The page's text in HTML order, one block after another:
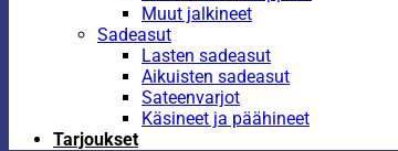
Muut jalkineet
Sadeasut
Lasten sadeasut
Aikuisten sadeasut
Sateenvarjot
Käsineet ja päähineet
Tarjoukset